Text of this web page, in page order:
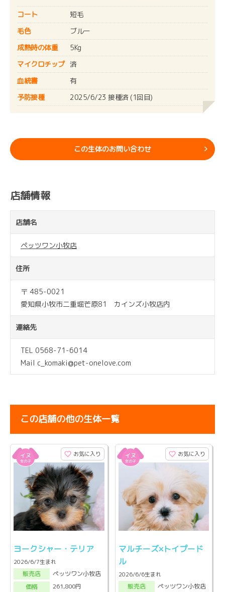
コート
短毛
毛色
ブルー
成熟時の体重
5Kg
マイクロチップ 済
血統書
有
予防接種
2025/6/23 接種済 (1回目)
この生体のお問い合わせ
店舗情報
店舗名
ペッツワン小牧店
住所
〒 485-0021
愛知県小牧市二重堀芒原81 カインズ小牧店内
連絡先
TEL 0568-71-6014
Mail c_komaki@pet-onelove.com
この店舗の他の生体一覧
お気に入り
ヨークシャー・テリア
2026/6/7生まれ
販売店
ペッツワン小牧店
価格
261,800円
お気に入り
マルチーズ×トイプード
ル
2026/6/6生まれ
販売店 ペッツワン小牧店